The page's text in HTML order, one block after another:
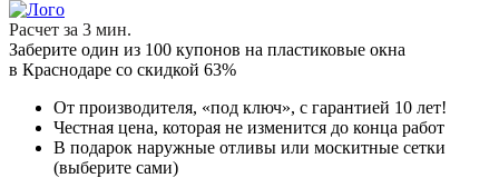
Расчет за 3 мин.
Заберите один из 100 купонов на пластиковые окна
в Краснодаре со скидкой 63%
От производителя, «под ключ», с гарантией 10 лет!
Честная цена, которая не изменится до конца работ
В подарок наружные отливы или москитные сетки
(выберите сами)